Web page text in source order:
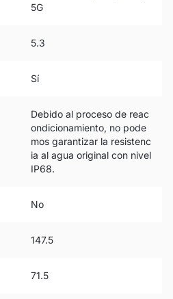
5G
5.3
Sí
Debido al proceso de reac
ondicionamiento, no pode
mos garantizar la resistenc
ia al agua original con nivel
IP68.
No
147.5
71.5